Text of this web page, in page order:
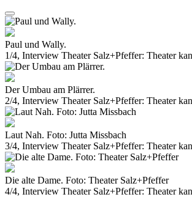
Paul und Wally.
1/4, Interview Theater Salz+Pfeffer: Theater
Der Umbau am Plärrer.
2/4, Interview Theater Salz+Pfeffer: Theater
Laut Nah. Foto: Jutta Missbach
3/4, Interview Theater Salz+Pfeffer: Theater
Die alte Dame. Foto: Theater Salz+Pfeffer
4/4, Interview Theater Salz+Pfeffer: Theater